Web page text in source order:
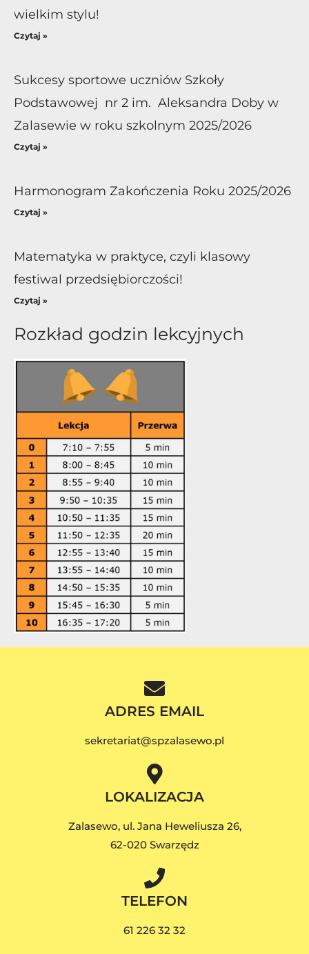
wielkim stylu!
Czytaj »
Sukcesy sportowe uczniów Szkoły
Podstawowej nr 2 im. Aleksandra Doby w
Zalasewie w roku szkolnym 2025/2026
Czytaj »
Harmonogram Zakończenia Roku 2025/2026
Czytaj »
Matematyka w praktyce, czyli klasowy
festiwal przedsiębiorczości!
Czytaj »
Rozkład godzin lekcyjnych
ADRES EMAIL
sekretariat@spzalasewo.pl
LOKALIZACJA
Zalasewo, ul. Jana Heweliusza 26,
62-020 Swarzędz
TELEFON
61 226 32 32